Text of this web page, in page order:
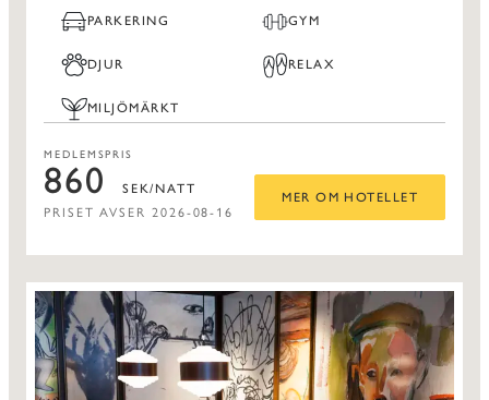
PARKERING GYM
DJUR RELAX
MILJÖMÄRKT
MEDLEMSPRIS
860 SEK/NATT
PRISET AVSER 2026-08-16
MER OM HOTELLET